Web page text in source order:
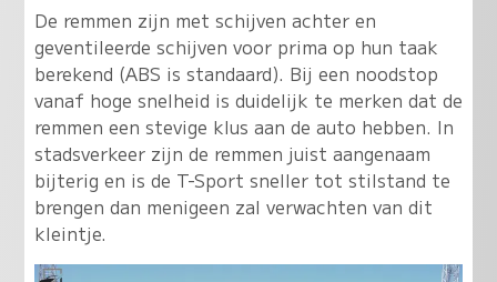
De remmen zijn met schijven achter en
geventileerde schijven voor prima op hun taak
berekend (ABS is standaard). Bij een noodstop
vanaf hoge snelheid is duidelijk te merken dat de
remmen een stevige klus aan de auto hebben. In
stadsverkeer zijn de remmen juist aangenaam
bijterig en is de T-Sport sneller tot stilstand te
brengen dan menigeen zal verwachten van dit
kleintje.